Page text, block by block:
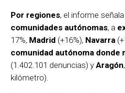
Por regiones, el informe
comunidades autónomas, a
17%, Madrid (+16%), Navarra
comunidad autónoma donde
(1.402.101 denuncias) y Aragón,
kilómetro).